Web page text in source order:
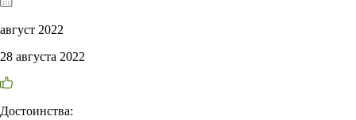
август 2022
28 августа 2022
Достоинства: